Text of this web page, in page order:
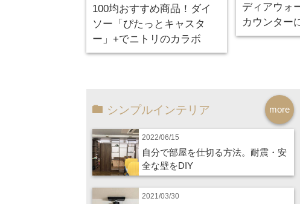
100均おすすめ商品！ダイ
ソー「ぴたっとキャスタ
ー」+でニトリのカラボ
ディアウォ
カウンター
more
シンプルインテリア
2022/06/15
自分で部屋を仕切る方法。耐震・安
全な壁をDIY
2021/03/30